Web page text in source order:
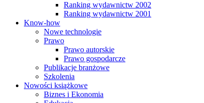
Ranking wydawnictw 2002
Ranking wydawnictw 2001
Know-how
Nowe technologie
Prawo
Prawo autorskie
Prawo gospodarcze
Publikacje branżowe
Szkolenia
Nowości książkowe
Biznes i Ekonomia